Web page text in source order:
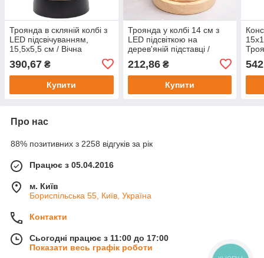
Троянда в скляній колбі з
LED підсвічуванням,
15,5х5,5 см / Вічна
390,67 ₴
Купити
Троянда у колбі 14 см з
LED підсвіткою на
дерев'яній підставці /
Вічна троянда під склом /
Квітка в колбі декор
подарунок
212,86₴
Купити
Про нас
88% позитивних з 2258 відгуків за рік
Працює з 05.04.2016
м. Київ
Бориспільська 55, Київ, Україна
Контакти
Сьогодні працює з 11:00 до 17:00
Показати весь графік роботи